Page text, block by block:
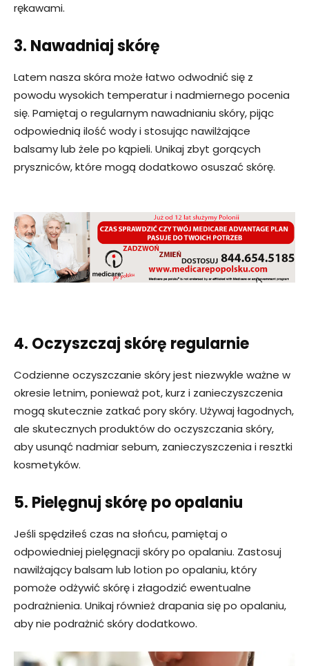
rękawami.
3. Nawadniaj skórę
Latem nasza skóra może łatwo odwodnić się z
powodu wysokich temperatur i nadmiernego pocenia
się. Pamiętaj o regularnym nawadnianiu skóry, pijąc
odpowiednią ilość wody i stosując nawilżające
balsamy lub żele po kąpieli. Unikaj zbyt gorących
pryszniców, które mogą dodatkowo osuszać skórę.
4. Oczyszczaj skórę regularnie
Codzienne oczyszczanie skóry jest niezwykle ważne w
okresie letnim, ponieważ pot, kurz i zanieczyszczenia
mogą skutecznie zatkać pory skóry. Używaj łagodnych,
ale skutecznych produktów do oczyszczania skóry,
aby usunąć nadmiar sebum, zanieczyszczenia i resztki
kosmetyków.
5. Pielęgnuj skórę po opalaniu
Jeśli spędziłeś czas na słońcu, pamiętaj o
odpowiedniej pielęgnacji skóry po opalaniu. Zastosuj
nawilżający balsam lub lotion po opalaniu, który
pomoże odżywić skórę i złagodzić ewentualne
podrażnienia. Unikaj również drapania się po opalaniu,
aby nie podrażnić skóry dodatkowo.